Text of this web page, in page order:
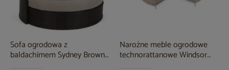
Sofa ogrodowa z
baldachimem Sydney Brown
Narożne meble ogrodowe
technorattanowe Windsor